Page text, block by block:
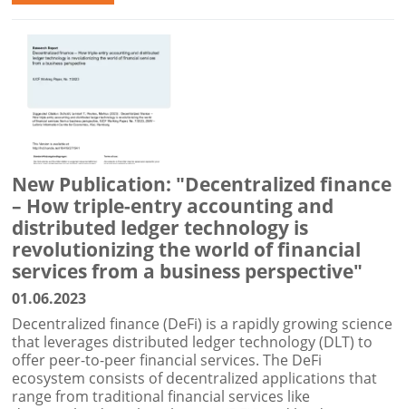
New Publication: "Decentralized finance
– How triple-entry accounting and
distributed ledger technology is
revolutionizing the world of financial
services from a business perspective"
01.06.2023
Decentralized finance (DeFi) is a rapidly growing science
that leverages distributed ledger technology (DLT) to
offer peer-to-peer financial services. The DeFi
ecosystem consists of decentralized applications that
range from traditional financial services like